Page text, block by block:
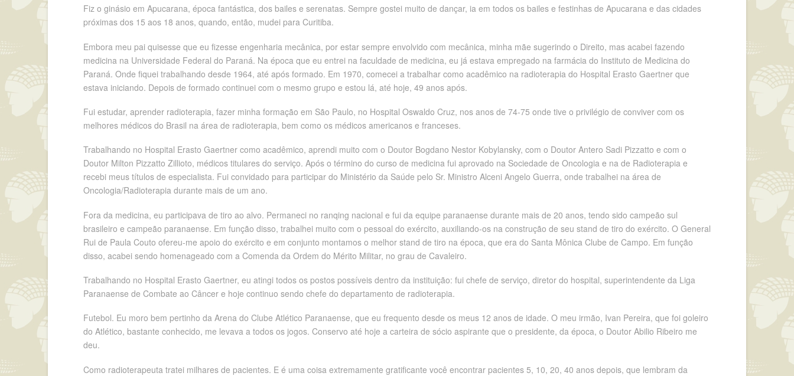
Fiz o ginásio em Apucarana, época fantástica, dos bailes e serenatas. Sempre gostei muito de dançar, ia em todos os bailes e festinhas de Apucarana e das cidades
próximas dos 15 aos 18 anos, quando, então, mudei para Curitiba.
Embora meu pai quisesse que eu fizesse engenharia mecânica, por estar sempre envolvido com mecânica, minha mãe sugerindo o Direito, mas acabei fazendo
medicina na Universidade Federal do Paraná. Na época que eu entrei na faculdade de medicina, eu já estava empregado na farmácia do Instituto de Medicina do
Paraná. Onde fiquei trabalhando desde 1964, até após formado. Em 1970, comecei a trabalhar como acadêmico na radioterapia do Hospital Erasto Gaertner que
estava iniciando. Depois de formado continuei com o mesmo grupo e estou lá, até hoje, 49 anos após.
Fui estudar, aprender radioterapia, fazer minha formação em São Paulo, no Hospital Oswaldo Cruz, nos anos de 74-75 onde tive o privilégio de conviver com os
melhores médicos do Brasil na área de radioterapia, bem como os médicos americanos e franceses.
Trabalhando no Hospital Erasto Gaertner como acadêmico, aprendi muito com o Doutor Bogdano Nestor Kobylansky, com o Doutor Antero Sadi Pizzatto e com o
Doutor Milton Pizzatto Zillioto, médicos titulares do serviço. Após o término do curso de medicina fui aprovado na Sociedade de Oncologia e na de Radioterapia e
recebi meus títulos de especialista. Fui convidado para participar do Ministério da Saúde pelo Sr. Ministro Alceni Angelo Guerra, onde trabalhei na área de
Oncologia/Radioterapia durante mais de um ano.
Fora da medicina, eu participava de tiro ao alvo. Permaneci no ranqing nacional e fui da equipe paranaense durante mais de 20 anos, tendo sido campeão sul
brasileiro e campeão paranaense. Em função disso, trabalhei muito com o pessoal do exército, auxiliando-os na construção de seu stand de tiro do exército. O General
Rui de Paula Couto ofereu-me apoio do exército e em conjunto montamos o melhor stand de tiro na época, que era do Santa Mônica Clube de Campo. Em função
disso, acabei sendo homenageado com a Comenda da Ordem do Mérito Militar, no grau de Cavaleiro.
Trabalhando no Hospital Erasto Gaertner, eu atingi todos os postos possíveis dentro da instituição: fui chefe de serviço, diretor do hospital, superintendente da Liga
Paranaense de Combate ao Câncer e hoje continuo sendo chefe do departamento de radioterapia.
Futebol. Eu moro bem pertinho da Arena do Clube Atlético Paranaense, que eu frequento desde os meus 12 anos de idade. O meu irmão, Ivan Pereira, que foi goleiro
do Atlético, bastante conhecido, me levava a todos os jogos. Conservo até hoje a carteira de sócio aspirante que o presidente, da época, o Doutor Abilio Ribeiro me
deu.
Como radioterapeuta tratei milhares de pacientes. E é uma coisa extremamente gratificante você encontrar pacientes 5, 10, 20, 40 anos depois, que lembram da